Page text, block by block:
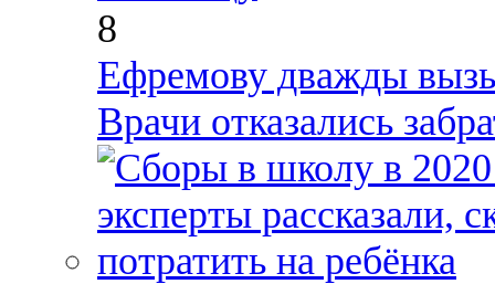
8
Ефремову дважды
Врачи отказались